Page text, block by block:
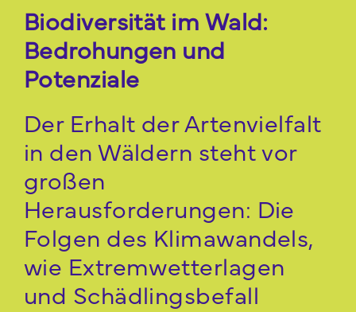
Biodiversität im Wald:
Bedrohungen und
Potenziale
Der Erhalt der Artenvielfalt
in den Wäldern steht vor
großen
Herausforderungen: Die
Folgen des Klimawandels,
wie Extremwetterlagen
und Schädlingsbefall